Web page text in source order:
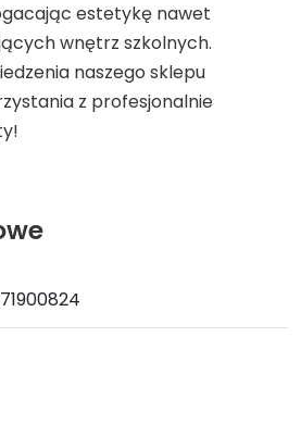
estetykę nawet
wnętrz szkolnych.
naszego sklepu
z profesjonalnie